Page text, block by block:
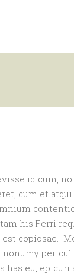
id cum,
cum et
his.Ferri
copiosae.
eu,